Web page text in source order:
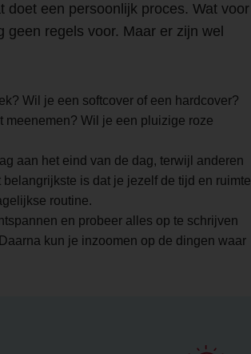
doet een persoonlijk proces. Wat voor
geen regels voor. Maar er zijn wel
Wil je een softcover of een hardcover?
meenemen? Wil je een pluizige roze
aan het eind van de dag, terwijl anderen
is dat je jezelf de tijd en ruimte
routine.
en probeer alles op te schrijven
kun je inzoomen op de dingen waar